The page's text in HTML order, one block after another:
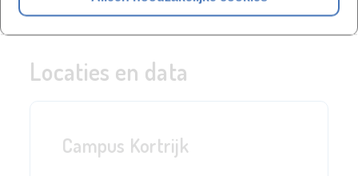
Locaties en data
Campus Kortrijk